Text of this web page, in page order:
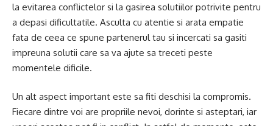
la evitarea conflictelor si la gasirea solutiilor potrivite pentru
a depasi dificultatile. Asculta cu atentie si arata empatie
fata de ceea ce spune partenerul tau si incercati sa gasiti
impreuna solutii care sa va ajute sa treceti peste
momentele dificile.
Un alt aspect important este sa fiti deschisi la compromis.
Fiecare dintre voi are propriile nevoi, dorinte si asteptari, iar